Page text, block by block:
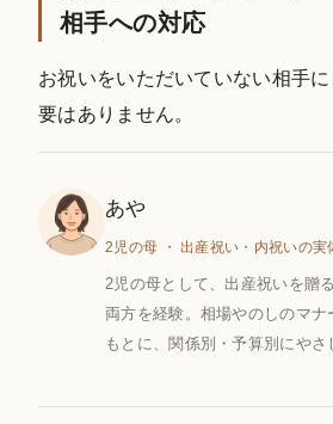
相手への対応
お祝いをいただいていない相手
要はありません。
あや
2児の母 ・ 出産祝い・内祝いの実
2児の母として、出産祝いを贈
両方を経験。相場やのしのマ
もとに、関係別・予算別にやさ